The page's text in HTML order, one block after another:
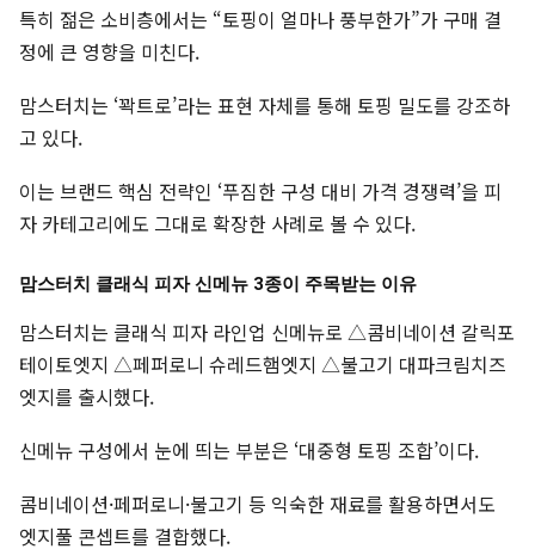
특히 젊은 소비층에서는 “토핑이 얼마나 풍부한가”가 구매 결
정에 큰 영향을 미친다.
맘스터치는 ‘꽉트로’라는 표현 자체를 통해 토핑 밀도를 강조하
고 있다.
이는 브랜드 핵심 전략인 ‘푸짐한 구성 대비 가격 경쟁력’을 피
자 카테고리에도 그대로 확장한 사례로 볼 수 있다.
맘스터치 클래식 피자 신메뉴 3종이 주목받는 이유
맘스터치는 클래식 피자 라인업 신메뉴로 △콤비네이션 갈릭포
테이토엣지 △페퍼로니 슈레드햄엣지 △불고기 대파크림치즈
엣지를 출시했다.
신메뉴 구성에서 눈에 띄는 부분은 ‘대중형 토핑 조합’이다.
콤비네이션·페퍼로니·불고기 등 익숙한 재료를 활용하면서도
엣지풀 콘셉트를 결합했다.